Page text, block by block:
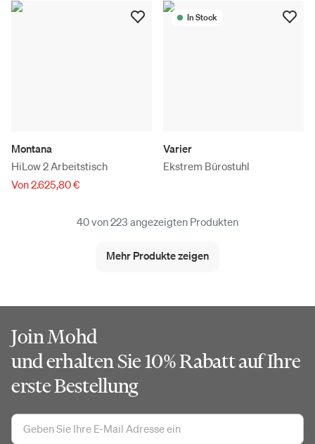
Montana
HiLow 2 Arbeitstisch
Von 2.625,80 €
In Stock
Varier
Ekstrem Bürostuhl
40 von 223 angezeigten Produkten
Mehr Produkte zeigen
Join Mohd
und erhalten Sie 10% Rabatt auf Ihre
erste Bestellung